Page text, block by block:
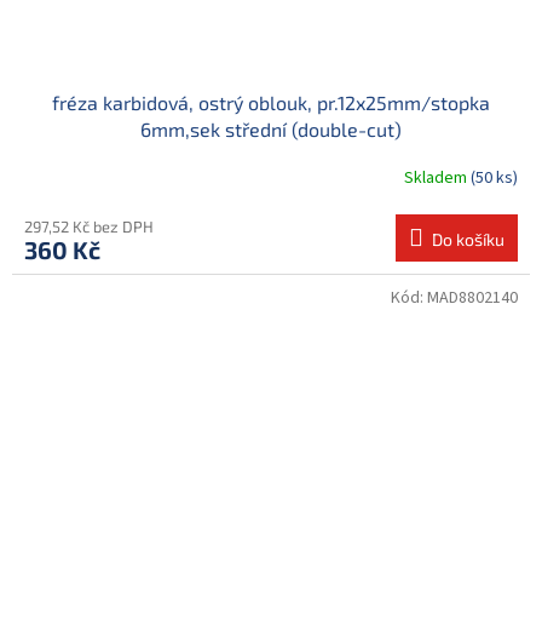
fréza karbidová, ostrý oblouk, pr.12x25mm/stopka
6mm,sek střední (double-cut)
Skladem (50 ks)
297,52 Kč bez DPH
360 Kč Do košíku
Kód: MAD8802140